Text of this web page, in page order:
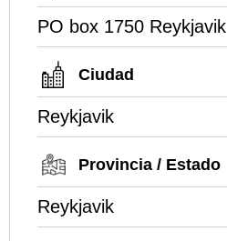
PO box 1750 Reykjavik
Ciudad
Reykjavik
Provincia / Estado
Reykjavik